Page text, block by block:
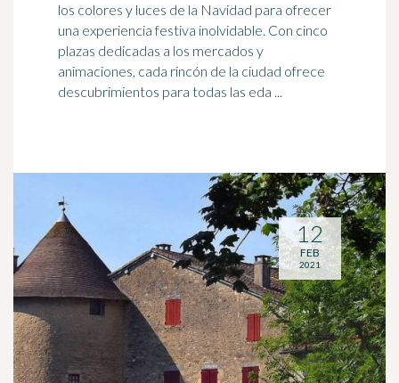
los colores y luces de la Navidad para ofrecer
una experiencia festiva inolvidable. Con cinco
plazas dedicadas a los mercados y
animaciones, cada rincón de la ciudad ofrece
descubrimientos para todas las eda ...
12
FEB
2021